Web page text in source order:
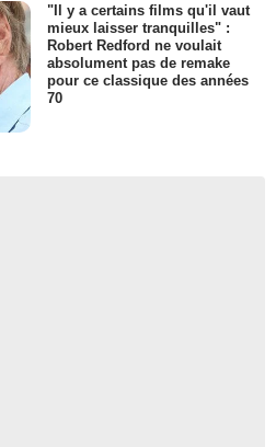
"Il y a certains films qu'il vaut
mieux laisser tranquilles" :
Robert Redford ne voulait
absolument pas de remake
pour ce classique des années
70